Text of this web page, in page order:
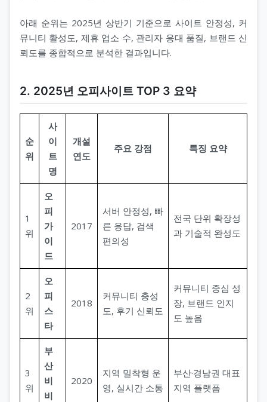
아래 순위는 2025년 상반기 기준으로 사이트 안정성, 커
뮤니티 활성도, 제휴 업소 수, 관리자 응대 품질, 브랜드 신
뢰도를 종합적으로 분석한 결과입니다.
2. 2025년 오피사이트 TOP 3 요약
순
위
사
이
트
명
개설
연도
주요 강점 특징 요약
1
위
오
피
가
이
드
2017
서버 안정성, 빠
른 응답, 검색
편의성
전국 단위 확장성
과 기술적 완성도
2
위
오
피
스
타
2018
커뮤니티 충성
도, 후기 신뢰도
커뮤니티 중심 성
장, 브랜드 인지
도 높음
3
위
부
산
비
비
2020
지역 밀착형 운
영, 실시간 소통
부산·경남권 대표
지역 플랫폼